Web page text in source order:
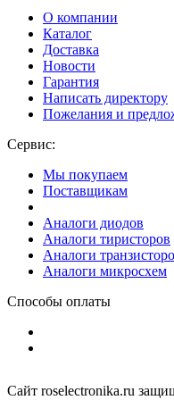
О компании
Каталог
Доставка
Новости
Гарантия
Написать директору
Пожелания и
Сервис:
Мы покупаем
Поставщикам
Аналоги диодов
Аналоги тиристоров
Аналоги
Аналоги микросхем
Способы оплаты
Сайт roselectronika.ru